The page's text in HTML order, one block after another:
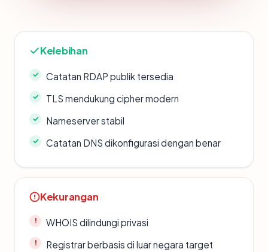
Kelebihan
Catatan RDAP publik tersedia
TLS mendukung cipher modern
Nameserver stabil
Catatan DNS dikonfigurasi dengan benar
Kekurangan
WHOIS dilindungi privasi
Registrar berbasis di luar negara target